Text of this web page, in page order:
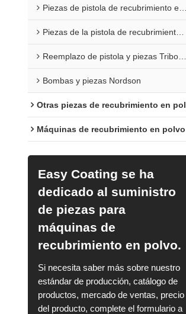
Piezas de pistola de recubrimiento en polvo Sure Coat
Piezas de la pistola de recubrimiento en polvo Versa
Reemplazo de pistola y piezas Tribomatic
Bombas y piezas Nordson
Otras piezas de recubrimiento en polvo
Máquinas de recubrimiento en polvo
Easy Coating se ha
dedicado al suministro
de piezas para
máquinas de
recubrimiento en polvo.
Si necesita saber más sobre nuestro
estándar de producción, catálogo de
productos, mercado de ventas, precio
del producto, complete el formulario a